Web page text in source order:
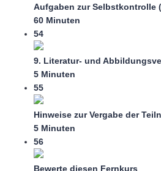
Aufgaben zur Selbstkontrolle
60 Minuten
54
9. Literatur- und
5 Minuten
55
Hinweise zur Vergabe der
5 Minuten
56
Bewerte diesen Fernkurs